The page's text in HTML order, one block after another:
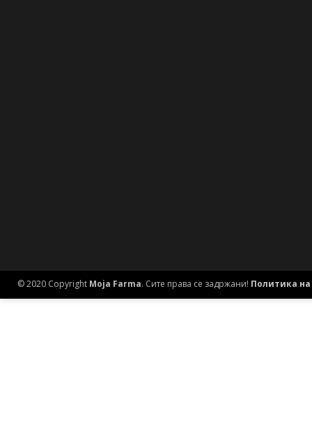
© 2020 Copyright Moja Farma. Сите права се задржани! Политика